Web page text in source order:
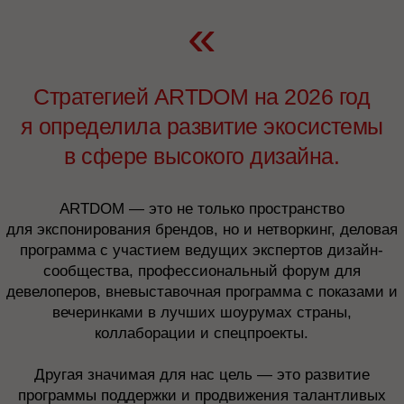
в сфере высокого дизайна.
ARTDOM — это не только пространство
для экспонирования брендов, но и нетворкинг, деловая
программа с участием ведущих экспертов дизайн-
сообщества, профессиональный форум для
девелоперов, вневыставочная программа с показами и
коллаборации и спецпроекты.
Другая значимая для нас цель — это развитие
программы поддержки и продвижения талантливых
дизайнеров CONTESTS AND GRANTS.
В 2025 году мы расширили площадь выставки, а
вместе с тем и представленность европейских
Основательница
компании ETEL,
глобальный посол
Пианист, композитор Дизайнер
Леонардо
и Марция
Дайнелли
Архитекторы,
Studio
Ирина Глик
Архитектор,
учредитель и арт-
директор
Алексей Дорожкин
Журналист, редакционный
директор журнала
Ведран Бркич
Анастасия
«Ромашковый Сбор»,